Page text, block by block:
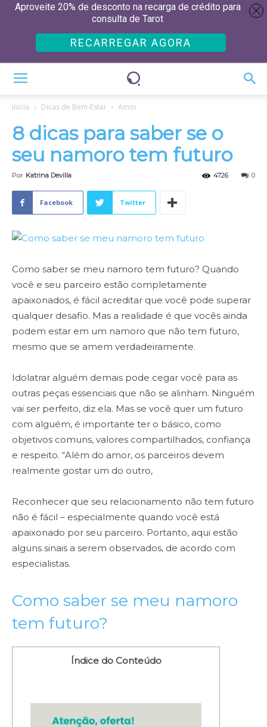
Início Dicas de Bem-Estar Amor
8 dicas para saber se o
seu namoro tem futuro
Por Katrina Devilla 0
4726
Facebook Twitter
Como saber se meu namoro tem futuro? Quando
você e seu parceiro estão completamente
apaixonados, é fácil acreditar que você pode superar
qualquer desafio. Mas a realidade é que vocês ainda
podem estar em um namoro que não tem futuro,
mesmo que se amem verdadeiramente.
Idolatrar alguém demais pode cegar você para as
outras peças essenciais que não se alinham. Ninguém
vai ser perfeito, diz ela. Mas se você quer um futuro
com alguém, é importante ter o básico, como
objetivos comuns, valores compartilhados, confiança
e respeito. “Além do amor, os parceiros devem
realmente gostar um do outro,
Reconhecer que seu relacionamento não tem futuro
não é fácil – especialmente quando você está
apaixonado por seu parceiro. Portanto, aqui estão
alguns sinais a serem observados, de acordo com
especialistas.
Como saber se meu namoro
tem futuro?
Índice do Conteúdo
Aproveite 20% de desconto na recarga de crédito para
consulta de Tarot
RECARREGAR AGORA